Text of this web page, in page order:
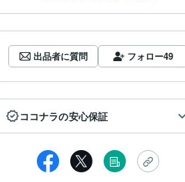
出品者に質問 フォロー49
ココナラの安心保証